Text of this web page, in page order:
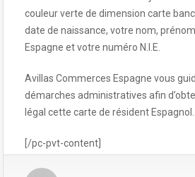
couleur verte de dimension carte
date de naissance, votre nom,
Espagne et votre numéro N.I.E.
Avillas Commerces Espagne vous
démarches administratives afin
légal cette carte de résident Espagnol.
[/pc-pvt-content]